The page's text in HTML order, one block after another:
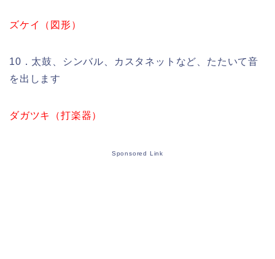
ズケイ（図形）
10．太鼓、シンバル、カスタネットなど、たたいて音
を出します
ダガツキ（打楽器）
Sponsored Link